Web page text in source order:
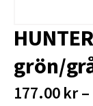
grön/
177.00 kr